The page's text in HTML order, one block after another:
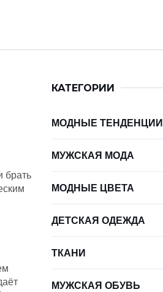
брать
КАТЕГОРИИ
МОДНЫЕ ТЕНДЕНЦИИ
МУЖСКАЯ МОДА
МОДНЫЕ ЦВЕТА
ДЕТСКАЯ ОДЕЖДА
ТКАНИ
МУЖСКАЯ ОБУВЬ